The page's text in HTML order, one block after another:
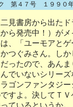
第４７号 １９９０
見書房から出た
ら発売中！）が
、「ユーモアとゲ
つぐみさん。し
ったので、あん
でいないシリー
ゴンファンタジ
すよ。決してＴ
ているというか。